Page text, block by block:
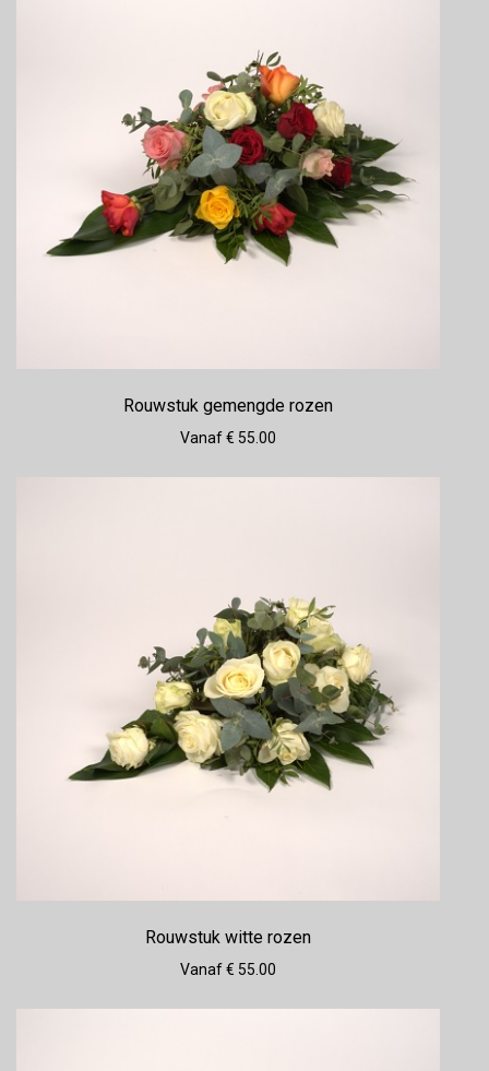
Rouwstuk gemengde rozen
Vanaf € 55.00
Rouwstuk witte rozen
Vanaf € 55.00